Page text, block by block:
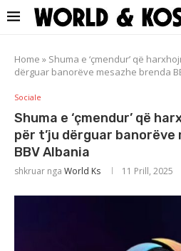
Home » Shuma e ‘çmendur’ që
dërguar banorëve mesazhe brenda
Sociale
Shuma e ‘çmendur’ që
për t’ju dërguar banorëve
BBV Albania
shkruar nga World Ks 11 Prill, 2025